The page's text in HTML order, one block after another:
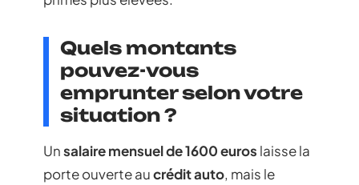
Quels montants
pouvez-vous
emprunter selon votre
situation ?
Unsalaire mensuel de 1600 euros laisse la
porte ouverte aucrédit auto, mais le